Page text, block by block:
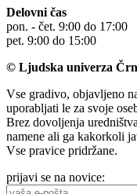
Delovni čas
pon. - čet. 9:00 do 17:00
pet. 9:00 do 15:00
© Ljudska univerza
Vse gradivo, objavljeno
uporabljati le za svoje
Brez dovoljenja
namene ali ga kakorkoli
Vse pravice pridržane.
prijavi se na novice: